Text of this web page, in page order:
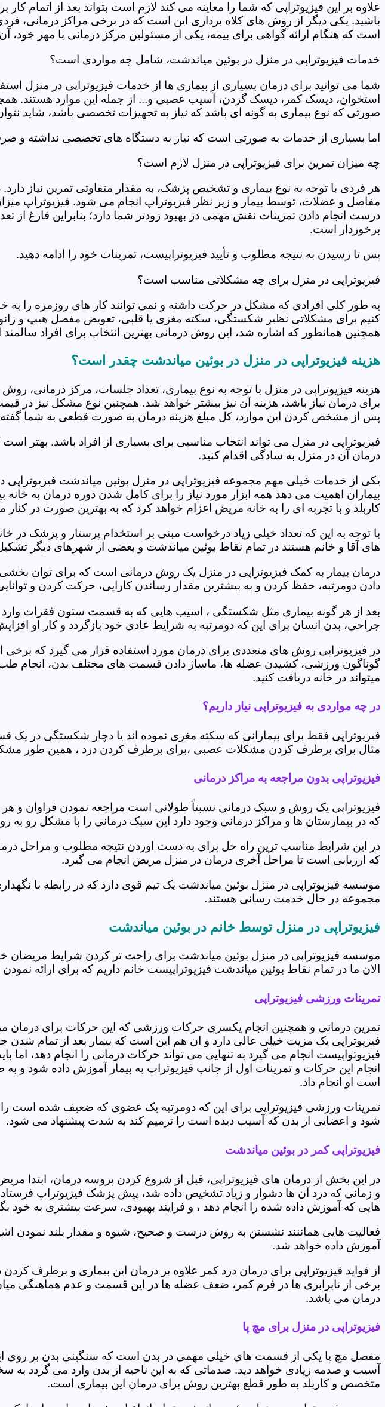
علاوه بر این فیزیوتراپی که شما را معاینه می کند لازم است بتواند بعد از اتمام
باشید. یکی دیگر از روش های کلاه برداری این است که در برخی مراکز درمانی،
است که هنگام ارائه گواهی برای بیمه، یکی از مسئولین مرکز درمانی با مهر خود،
خدمات فیزیوتراپی در منزل در بوئین میاندشت، شامل چه مواردی است؟
شما می توانید برای درمان بسیاری از بیماری ها از خدمات فیزیوتراپی در منزل
استخوان، دیسک کمر، دیسک گردن، آسیب عصبی و... از جمله این موارد هستند.
صورتی که نوع بیماری به گونه ای باشد که نیاز به تجهیزات تخصصی باشد، شاید نتوان
اما بسیاری از خدمات به صورتی است که نیاز به دستگاه های تخصصی نداشته و
چه میزان تمرین برای فیزیوتراپی در منزل لازم است؟
هر فردی با توجه به نوع بیماری و تشخیص پزشک، به مقدار متفاوتی تمرین نیاز
مفاصل و عضلات، توسط بیمار و زیر نظر فیزیوتراپ انجام می شود. فیزیوتراپ
درست انجام دادن تمرینات نقش مهمی در بهبود زودتر شما دارد؛ بنابراین فارغ از
برخوردار است.
پس تا رسیدن به نتیجه مطلوب و تأیید فیزیوتراپیست، تمرینات خود را ادامه دهید.
فیزیوتراپی در منزل برای چه مشکلاتی مناسب است؟
به طور کلی افرادی که مشکل در حرکت داشته و نمی توانند کار های روزمره را به
کنیم برای مشکلاتی نظیر شکستگی، سکته مغزی یا قلبی، تعویض مفصل هیپ و
همچنین همانطور که اشاره شد، این روش درمانی بهترین انتخاب برای افراد
هزینه فیزیوتراپی در منزل در بوئین میاندشت چقدر است؟
هزینه فیزیوتراپی در منزل با توجه به نوع بیماری، تعداد جلسات، مرکز درمانی،
برای درمان نیاز باشد، هزینه آن نیز بیشتر خواهد شد. همچنین نوع مشکل نیز در
پس از مشخص کردن این موارد، کل مبلغ هزینه درمان به صورت قطعی به شما
فیزیوتراپی در منزل می تواند انتخاب مناسبی برای بسیاری از افراد باشد.
درمان آن در منزل به سادگی اقدام کنید.
یکی از خدمات خیلی مهم مجموعه فیزیوتراپی در منزل بوئین میاندشت
بیماران اهمیت می دهد همه ابزار مورد نیاز را برای کامل شدن دوره درمان به
کاربلد و با تجربه ای را به خانه مریض اعزام خواهد کرد که به بهترین صورت در
با توجه به این که تعداد خیلی زیاد درخواست مبنی بر استخدام پرستار و پزشک در
های آقا و خانم هستند در تمام نقاط بوئین میاندشت و بعضی از شهرهای دیگر
درمان بیمار به کمک فیزیوتراپی در منزل یک روش درمانی است که برای توان
دادن دومرتبه، حفظ کردن و به بیشترین مقدار رساندن کارایی، حرکت کردن و
بعد از هر گونه بیماری مثل شکستگی ، اسیب هایی که به قسمت ستون فقرات
جراحی، بدن انسان برای این که دومرتبه به شرایط عادی خود بازگردد و کار او
در فیزیوتراپی روش های متعددی برای درمان مورد استفاده قرار می گیرد که برخی
گوناگون ورزشی، کشیدن عضله ها، ماساژ دادن قسمت های مختلف بدن، انجام
میتواند در خانه دریافت کنید.
در چه مواردی به فیزیوتراپی نیاز داریم؟
فیزیوتراپی فقط برای بیمارانی که سکته مغزی نموده اند یا دچار شکستگی در
مثال برای برطرف کردن مشکلات عصبی ،برای برطرف کردن درد ، همین طور
فیزیوتراپی بدون مراجعه به مراکز درمانی
فیزیوتراپی یک روش و سبک درمانی نسبتاً طولانی است مراجعه نمودن فراوان
که در بیمارستان ها و مراکز درمانی وجود دارد این سبک درمانی را با مشکل رو به
در این شرایط مناسب ترین راه حل برای به دست اوردن نتیجه مطلوب و مراحل
که ارزیابی است تا مراحل آخری درمان در منزل مریض انجام می گیرد.
موسسه فیزیوتراپی در منزل بوئین میاندشت یک تیم قوی دارد که در رابطه با
مجموعه در حال خدمت رسانی هستند.
فیزیوتراپی در منزل توسط خانم در بوئین میاندشت
موسسه فیزیوتراپی در منزل بوئین میاندشت برای راحت تر کردن شرایط مریضان
الان ما در تمام نقاط بوئین میاندشت فیزیوتراپیست خانم داریم که برای ارائه
تمرینات ورزشی فیزیوتراپی
تمرین درمانی و همچنین انجام یکسری حرکات ورزشی که این حرکات برای درمان
فیزیوتراپی یک مزیت خیلی عالی دارد و ان هم این است که بیمار بعد از تمام شدن
فیزیوتواپیست انجام می گیرد به تنهایی می تواند حرکات درمانی را انجام دهد،
انجام این حرکات و تمرینات اول از جانب فیزیوتراپ به بیمار آموزش داده شود و
است او انجام داد.
تمرینات ورزشی فیزیوتراپی برای این که دومرتبه یک عضوی که ضعیف شده است
شود و اعضایی از بدن که آسیب دیده است را ترمیم کند به شدت پیشنهاد می شود.
فیزیوتراپی کمر در بوئین میاندشت
در این بخش از درمان های فیزیوتراپی، قبل از شروع کردن پروسه درمان، ابتدا
و زمانی که درد آن ها دشوار و زیاد تشخیص داده شد، پیش پزشک فیزیوتراپ
هایی که آموزش داده شده را انجام دهد ، و فرایند بهبودی، سرعت بیشتری به خود
فعالیت هایی هماننند نشستن به روش درست و صحیح، شیوه و مقدار بلند نمودن
آموزش داده خواهد شد.
از فواید فیزیوتراپی برای درمان درد کمر علاوه بر درمان این بیماری و
برخی از نابرابری ها در فرم کمر، ضعف عضله ها در این قسمت و عدم هماهنگی
درمان می باشد.
فیزیوتراپی در منزل برای مچ پا
مفصل مچ پا یکی از قسمت های خیلی مهمی در بدن است که سنگینی بدن بر روی
آسیب و صدمه زیادی خواهد دید. صدماتی که به این ناحیه از بدن وارد می گردد به
متخصص و کاربلد به طور قطع بهترین روش برای درمان این بیماری است.